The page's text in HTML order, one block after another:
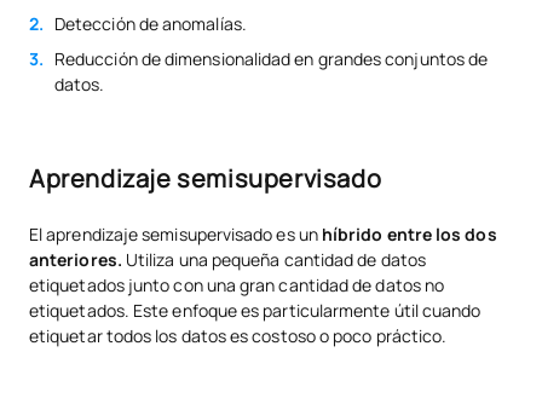
Detección de anomalías.
Reducción de dimensionalidad en grandes conjuntos de
datos.
Aprendizaje semisupervisado
El aprendizaje semisupervisado es un híbrido entre los dos
anteriores. Utiliza una pequeña cantidad de datos
etiquetados junto con una gran cantidad de datos no
etiquetados. Este enfoque es particularmente útil cuando
etiquetar todos los datos es costoso o poco práctico.